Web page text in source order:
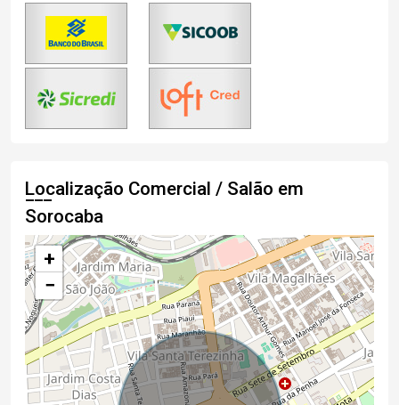
Localização Comercial / Salão em
Sorocaba
+
−